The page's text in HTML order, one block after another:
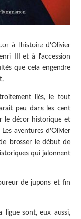
à l'histoire d'Olivier
III et à l'accession
que cela engendre
liés, le tout
peu dans les cent
le décor historique et
aventures d'Olivier
brosser le début de
qui jalonnent
de jupons et fin
ligue sont, eux aussi,